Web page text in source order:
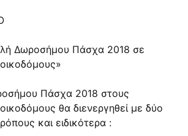
Δωροσήμου Πάσχα 2018 σε
Πάσχα 2018 στους
θα διενεργηθεί με δύο
και ειδικότερα :